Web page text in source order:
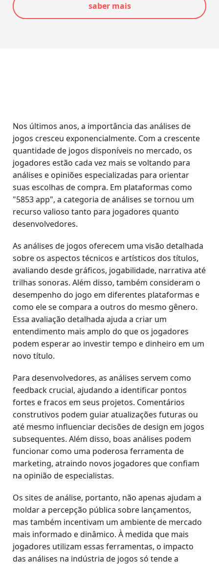
saber mais
Nos últimos anos, a importância das análises de
jogos cresceu exponencialmente. Com a crescente
quantidade de jogos disponíveis no mercado, os
jogadores estão cada vez mais se voltando para
análises e opiniões especializadas para orientar
suas escolhas de compra. Em plataformas como
"5853 app", a categoria de análises se tornou um
recurso valioso tanto para jogadores quanto
desenvolvedores.
As análises de jogos oferecem uma visão detalhada
sobre os aspectos técnicos e artísticos dos títulos,
avaliando desde gráficos, jogabilidade, narrativa até
trilhas sonoras. Além disso, também consideram o
desempenho do jogo em diferentes plataformas e
como ele se compara a outros do mesmo gênero.
Essa avaliação detalhada ajuda a criar um
entendimento mais amplo do que os jogadores
podem esperar ao investir tempo e dinheiro em um
novo título.
Para desenvolvedores, as análises servem como
feedback crucial, ajudando a identificar pontos
fortes e fracos em seus projetos. Comentários
construtivos podem guiar atualizações futuras ou
até mesmo influenciar decisões de design em jogos
subsequentes. Além disso, boas análises podem
funcionar como uma poderosa ferramenta de
marketing, atraindo novos jogadores que confiam
na opinião de especialistas.
Os sites de análise, portanto, não apenas ajudam a
moldar a percepção pública sobre lançamentos,
mas também incentivam um ambiente de mercado
mais informado e dinâmico. À medida que mais
jogadores utilizam essas ferramentas, o impacto
das análises na indústria de jogos só tende a